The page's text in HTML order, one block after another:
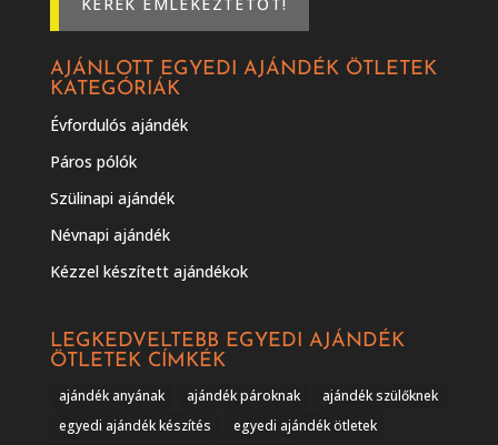
AJÁNLOTT EGYEDI AJÁNDÉK ÖTLETEK
KATEGÓRIÁK
Évfordulós ajándék
Páros pólók
Szülinapi ajándék
Névnapi ajándék
Kézzel készített ajándékok
LEGKEDVELTEBB EGYEDI AJÁNDÉK
ÖTLETEK CÍMKÉK
ajándék anyának ajándék pároknak
ajándék szülőknek
egyedi ajándék készítés
egyedi ajándék ötletek